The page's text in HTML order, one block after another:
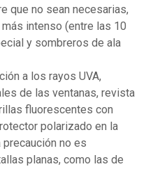
que no sean necesarias,
intenso (entre las 10
y sombreros de ala
a los rayos UVA,
de las ventanas, revista
fluorescentes con
polarizado en la
no es
planas, como las de